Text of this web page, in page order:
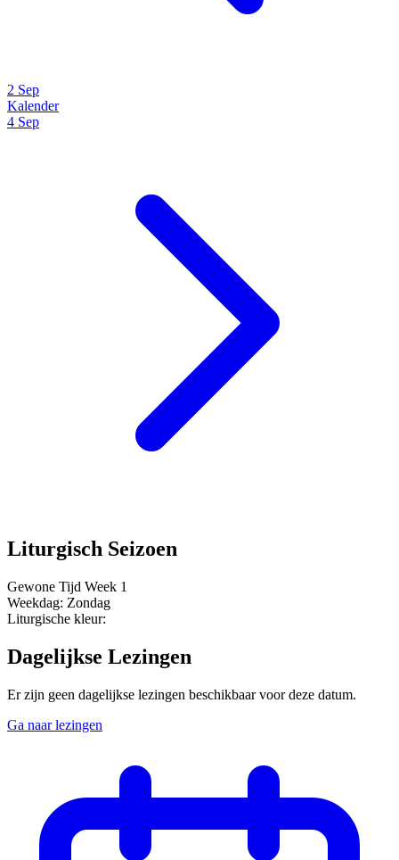
2 Sep
Kalender
4 Sep
Liturgisch Seizoen
Gewone Tijd Week 1
Weekdag: Zondag
Liturgische kleur:
Dagelijkse Lezingen
Er zijn geen dagelijkse lezingen beschikbaar voor deze datum.
Ga naar lezingen